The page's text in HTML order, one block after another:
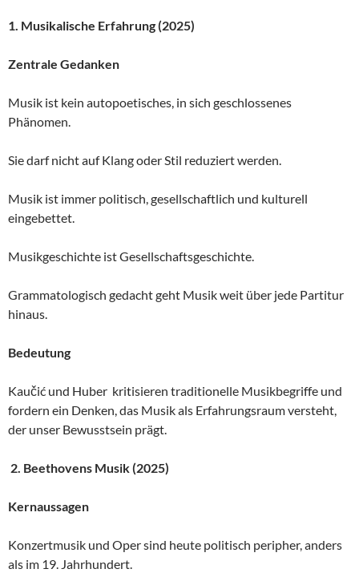
1. Musikalische Erfahrung (2025)
Zentrale Gedanken
Musik ist kein autopoetisches, in sich geschlossenes
Phänomen.
Sie darf nicht auf Klang oder Stil reduziert werden.
Musik ist immer politisch, gesellschaftlich und kulturell
eingebettet.
Musikgeschichte ist Gesellschaftsgeschichte.
Grammatologisch gedacht geht Musik weit über jede Partitur
hinaus.
Bedeutung
Kaučić und Huber kritisieren traditionelle Musikbegriffe und
fordern ein Denken, das Musik als Erfahrungsraum versteht,
der unser Bewusstsein prägt.
2. Beethovens Musik (2025)
Kernaussagen
Konzertmusik und Oper sind heute politisch peripher, anders
als im 19. Jahrhundert.